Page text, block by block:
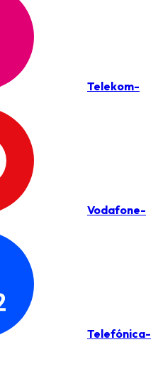
Telekom-
Vodafone-
Telefónica-